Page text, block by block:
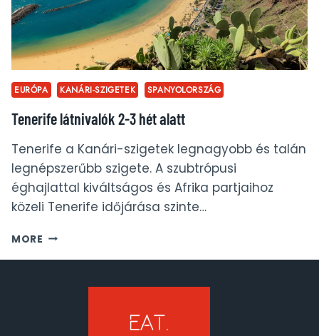
EURÓPA KANÁRI-SZIGETEK SPANYOLORSZÁG
Tenerife látnivalók 2-3 hét alatt
Tenerife a Kanári-szigetek legnagyobb és talán
legnépszerűbb szigete. A szubtrópusi
éghajlattal kiváltságos és Afrika partjaihoz
közeli Tenerife időjárása szinte…
MORE TENERIFE